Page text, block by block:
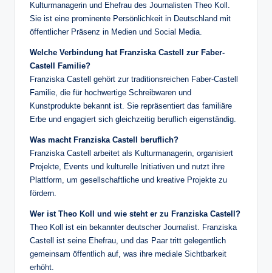
Kulturmanagerin und Ehefrau des Journalisten Theo Koll.
Sie ist eine prominente Persönlichkeit in Deutschland mit
öffentlicher Präsenz in Medien und Social Media.
Welche Verbindung hat Franziska Castell zur Faber-
Castell Familie?
Franziska Castell gehört zur traditionsreichen Faber-Castell
Familie, die für hochwertige Schreibwaren und
Kunstprodukte bekannt ist. Sie repräsentiert das familiäre
Erbe und engagiert sich gleichzeitig beruflich eigenständig.
Was macht Franziska Castell beruflich?
Franziska Castell arbeitet als Kulturmanagerin, organisiert
Projekte, Events und kulturelle Initiativen und nutzt ihre
Plattform, um gesellschaftliche und kreative Projekte zu
fördern.
Wer ist Theo Koll und wie steht er zu Franziska Castell?
Theo Koll ist ein bekannter deutscher Journalist. Franziska
Castell ist seine Ehefrau, und das Paar tritt gelegentlich
gemeinsam öffentlich auf, was ihre mediale Sichtbarkeit
erhöht.